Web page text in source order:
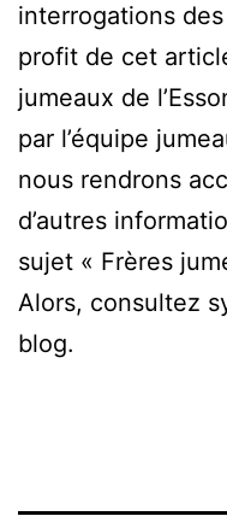
interrogations
profit de cet
jumeaux de
par l’équipe
nous rendrons
d’autres
sujet « Frères
Alors, consultez
blog.